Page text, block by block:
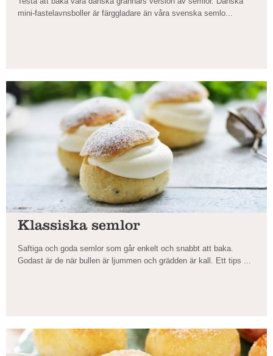
mini-fastelavnsboller är färggladare än våra svenska semlo...
Klassiska semlor
Saftiga och goda semlor som går enkelt och snabbt att baka.
Godast är de när bullen är ljummen och grädden är kall. Ett tips ...